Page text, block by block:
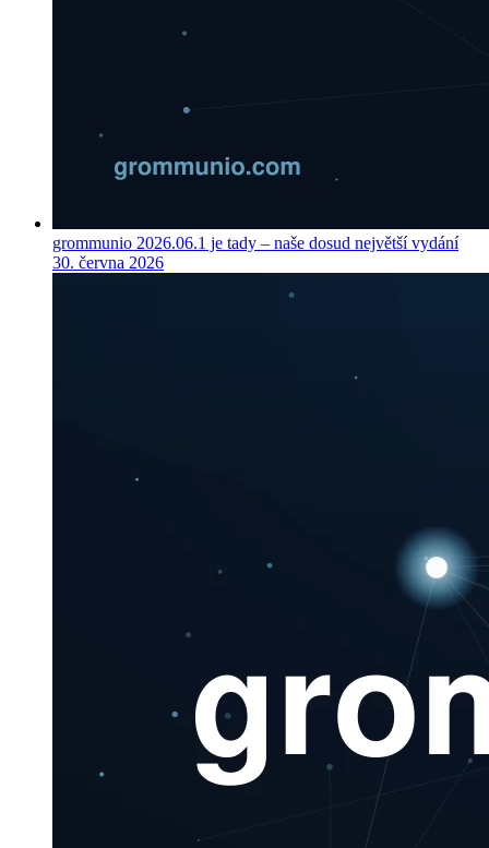
grommunio 2026.06.1 je tady – naše dosud největší vydání
30. června 2026